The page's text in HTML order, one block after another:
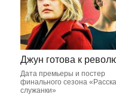
Джун готова к
Дата премьеры и постер
финального сезона
служанки»